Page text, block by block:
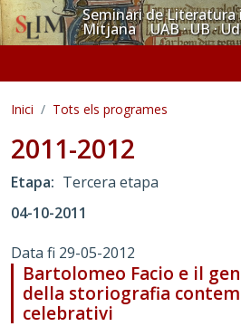
Vés al contingutSeminari de
Mitjana UAB · UB ·
Inici Tots els programes
2011-2012
Etapa
Tercera etapa
04-10-2011
Data fi 29-05-2012
Bartolomeo Facio e il
della storiografia
celebrativi